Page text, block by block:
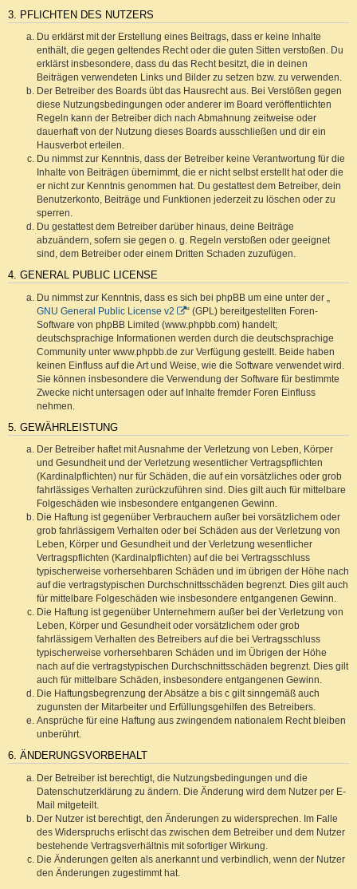
3. PFLICHTEN DES NUTZERS
Du erklärst mit der Erstellung eines Beitrags, dass er keine Inhalte
enthält, die gegen geltendes Recht oder die guten Sitten verstoßen. Du
erklärst insbesondere, dass du das Recht besitzt, die in deinen
Beiträgen verwendeten Links und Bilder zu setzen bzw. zu verwenden.
Der Betreiber des Boards übt das Hausrecht aus. Bei Verstößen gegen
diese Nutzungsbedingungen oder anderer im Board veröffentlichten
Regeln kann der Betreiber dich nach Abmahnung zeitweise oder
dauerhaft von der Nutzung dieses Boards ausschließen und dir ein
Hausverbot erteilen.
Du nimmst zur Kenntnis, dass der Betreiber keine Verantwortung für die
Inhalte von Beiträgen übernimmt, die er nicht selbst erstellt hat oder die
er nicht zur Kenntnis genommen hat. Du gestattest dem Betreiber, dein
Benutzerkonto, Beiträge und Funktionen jederzeit zu löschen oder zu
sperren.
Du gestattest dem Betreiber darüber hinaus, deine Beiträge
abzuändern, sofern sie gegen o. g. Regeln verstoßen oder geeignet
sind, dem Betreiber oder einem Dritten Schaden zuzufügen.
4. GENERAL PUBLIC LICENSE
Du nimmst zur Kenntnis, dass es sich bei phpBB um eine unter der „
GNU General Public License v2
“ (GPL) bereitgestellten Foren-
Software von phpBB Limited (www.phpbb.com) handelt;
deutschsprachige Informationen werden durch die deutschsprachige
Community unter www.phpbb.de zur Verfügung gestellt. Beide haben
keinen Einfluss auf die Art und Weise, wie die Software verwendet wird.
Sie können insbesondere die Verwendung der Software für bestimmte
Zwecke nicht untersagen oder auf Inhalte fremder Foren Einfluss
nehmen.
5. GEWÄHRLEISTUNG
Der Betreiber haftet mit Ausnahme der Verletzung von Leben, Körper
und Gesundheit und der Verletzung wesentlicher Vertragspflichten
(Kardinalpflichten) nur für Schäden, die auf ein vorsätzliches oder grob
fahrlässiges Verhalten zurückzuführen sind. Dies gilt auch für mittelbare
Folgeschäden wie insbesondere entgangenen Gewinn.
Die Haftung ist gegenüber Verbrauchern außer bei vorsätzlichem oder
grob fahrlässigem Verhalten oder bei Schäden aus der Verletzung von
Leben, Körper und Gesundheit und der Verletzung wesentlicher
Vertragspflichten (Kardinalpflichten) auf die bei Vertragsschluss
typischerweise vorhersehbaren Schäden und im übrigen der Höhe nach
auf die vertragstypischen Durchschnittsschäden begrenzt. Dies gilt auch
für mittelbare Folgeschäden wie insbesondere entgangenen Gewinn.
Die Haftung ist gegenüber Unternehmern außer bei der Verletzung von
Leben, Körper und Gesundheit oder vorsätzlichem oder grob
fahrlässigem Verhalten des Betreibers auf die bei Vertragsschluss
typischerweise vorhersehbaren Schäden und im Übrigen der Höhe
nach auf die vertragstypischen Durchschnittsschäden begrenzt. Dies gilt
auch für mittelbare Schäden, insbesondere entgangenen Gewinn.
Die Haftungsbegrenzung der Absätze a bis c gilt sinngemäß auch
zugunsten der Mitarbeiter und Erfüllungsgehilfen des Betreibers.
Ansprüche für eine Haftung aus zwingendem nationalem Recht bleiben
unberührt.
6. ÄNDERUNGSVORBEHALT
Der Betreiber ist berechtigt, die Nutzungsbedingungen und die
Datenschutzerklärung zu ändern. Die Änderung wird dem Nutzer per E-
Mail mitgeteilt.
Der Nutzer ist berechtigt, den Änderungen zu widersprechen. Im Falle
des Widerspruchs erlischt das zwischen dem Betreiber und dem Nutzer
bestehende Vertragsverhältnis mit sofortiger Wirkung.
Die Änderungen gelten als anerkannt und verbindlich, wenn der Nutzer
den Änderungen zugestimmt hat.